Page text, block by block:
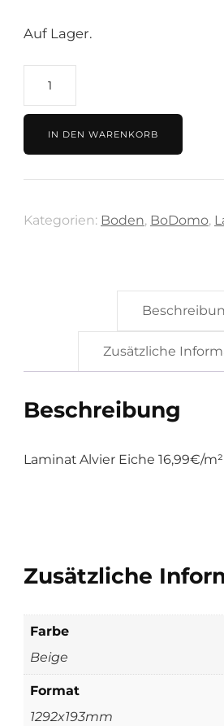
Auf Lager.
Alvier
Eiche
16,99€/m²
Menge
IN DEN WARENKORB
Kategorien: Boden, BoDomo,
Zusätzliche
Beschreibung
Laminat Alvier Eiche 16,99€/m²
Zusätzliche
Farbe
Beige
Format
1292x193mm